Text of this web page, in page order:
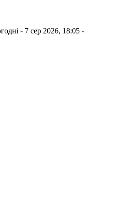
- 7 сер 2026, 18:05 -